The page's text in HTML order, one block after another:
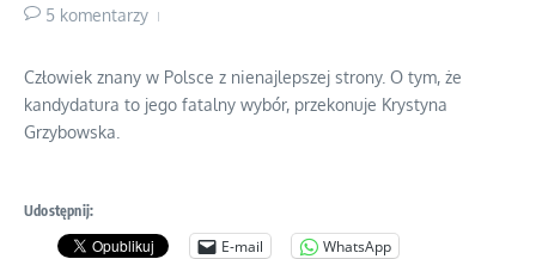
5 komentarzy
Człowiek znany w Polsce z nienajlepszej strony. O tym, że
kandydatura to jego fatalny wybór, przekonuje Krystyna
Grzybowska.
Udostępnij:
E-mail WhatsApp